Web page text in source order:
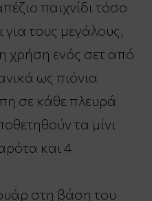
παιχνίδι τόσο
για τους μεγάλους,
χρήση ενός σετ από
ως πιόνια
σε κάθε πλευρά
τα μίνι
και 4
στη βάση του